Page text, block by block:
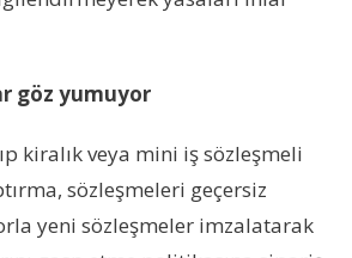
göz yumuyor
kiralık veya mini iş sözleşmeli
sözleşmeleri geçersiz
yeni sözleşmeler imzalatarak